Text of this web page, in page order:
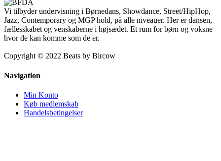
Vi tilbyder undervisning i Børnedans, Showdance, Street/HipHop,
Jazz, Contemporary og MGP hold, på alle niveauer. Her er dansen,
fællesskabet og venskaberne i højsædet. Et rum for børn og voksne
hvor de kan komme som de er.
Copyright © 2022 Beats by Bircow
Navigation
Min Konto
Køb medlemskab
Handelsbetingelser